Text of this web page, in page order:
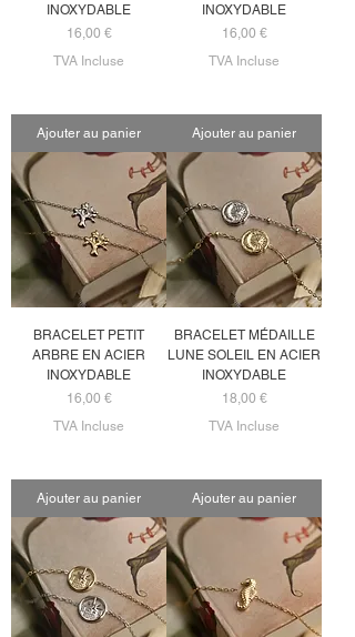
INOXYDABLE
Prix
16,00 €
TVA Incluse
Ajouter au panier
INOXYDABLE
Prix
16,00 €
TVA Incluse
Ajouter au panier
BRACELET PETIT
ARBRE EN ACIER
INOXYDABLE
Prix
16,00 €
TVA Incluse
Ajouter au panier
BRACELET MÉDAILLE
LUNE SOLEIL EN ACIER
INOXYDABLE
Prix
18,00 €
TVA Incluse
Ajouter au panier